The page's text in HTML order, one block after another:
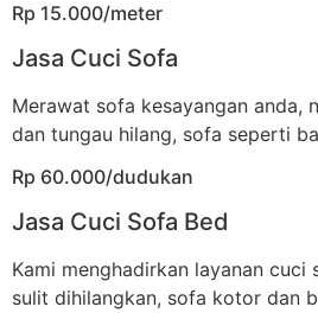
Rp 15.000/meter
Jasa Cuci Sofa
Merawat sofa kesayangan anda,
dan tungau hilang, sofa seperti
Rp 60.000/dudukan
Jasa Cuci Sofa Bed
Kami menghadirkan layanan cuci
sulit dihilangkan, sofa kotor dan